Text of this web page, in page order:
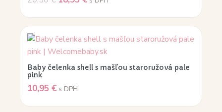
Baby čelenka shell s mašľou staroružová pale
pink
10,95 € s DPH